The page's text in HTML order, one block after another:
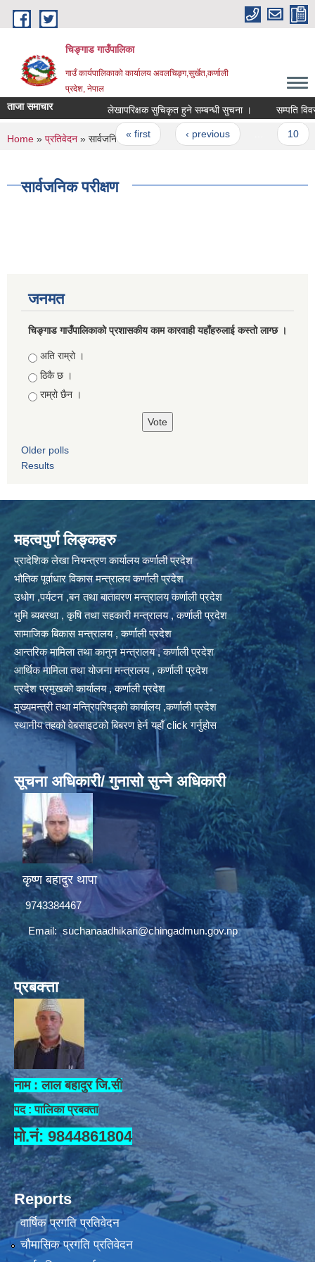
Skip to main content
चिङ्गाड गाउँपालिका
गाउँ कार्यपालिकाको कार्यालय अवलचिङ्ग,सुर्खेत,कर्णाली
प्रदेश, नेपाल
ताजा समाचार लेखापरिक्षक सुचिकृत हुने सम्बन्धी सुचना । सम्पति विवरण
Pages
« first ‹ previous
You are here
Home » प्रतिवेदन » सार्वजनिक परीक्षण
सार्वजनिक परीक्षण
जनमत
चिङ्गाड गाउँपालिकाको प्रशासकीय काम कारवाही यहाँहरुलाई कस्तो लाग्छ ।
Choices
अति राम्रो ।
ठिकै छ ।
राम्रो छैन ।
Older polls
Results
महत्वपुर्ण लिङ्कहरु
प्रादेशिक लेखा नियन्त्रण कार्यालय कर्णाली प्रदेश
भौतिक पूर्वाधार विकास मन्त्रालय कर्णाली प्रदेश
उधोग ,पर्यटन ,बन तथा बातावरण मन्त्रालय कर्णाली प्रदेश
भुमि ब्यबस्था , कृषि तथा सहकारी मन्त्रालय , कर्णाली प्रदेश
सामाजिक बिकास मन्त्रालय , कर्णाली प्रदेश
आन्तरिक मामिला तथा कानुन मन्त्रालय , कर्णाली प्रदेश
आर्थिक मामिला तथा योजना मन्त्रालय , कर्णाली प्रदेश
प्रदेश प्रमुखको कार्यालय , कर्णाली प्रदेश
मुख्यमन्त्री तथा मन्त्रिपरिषद्को कार्यालय ,कर्णाली प्रदेश
स्थानीय तहको वेबसाइटको बिबरण हेर्न यहाँ click गर्नुहोस
सूचना अधिकारी/ गुनासो सुन्ने अधिकारी
कृष्ण बहादुर थापा
9743384467
Email:suchanaadhikari@chingadmun.gov.np
प्रबक्त्ता
नाम : लाल बहादुर जि.सी
पद : पालिका प्रबक्ता
मो.नं: 9844861804
Reports
वार्षिक प्रगति प्रतिवेदन
चौमासिक प्रगति प्रतिवेदन